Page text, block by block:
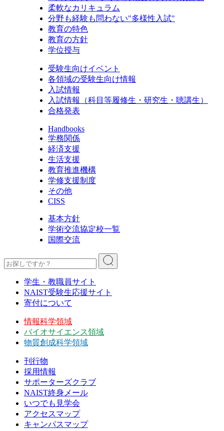
柔軟なカリキュラム
分野も経験も問わない"多様性入試"
教育の特色
教育の方針
学位授与
受験生向けイベント
各領域の受験生向け情報
入試情報
入試情報（科目等履修生・研究生・聴講生）
合格発表
Handbooks
学務関係
経済支援
生活支援
教育推進機構
学修支援制度
その他
CISS
基本方針
学術交流協定校一覧
国際交流
学生・教職員サイト
NAIST受験生応援サイト
寄付について
情報科学領域
バイオサイエンス領域
物質創成科学領域
刊行物
採用情報
サポーターズクラブ
NAIST終身メール
いつでも見学会
アクセスマップ
キャンパスマップ